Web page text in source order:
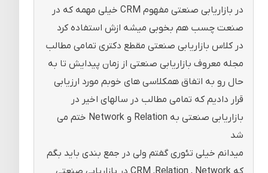
در بازاریابی صنعتی مفهوم CRM خیلی مهمه که در
صنعت چسب هم بخوبی میشه ازش استفاده کرد
در کلاس بازاریابی صنعتی مقطع دکتری تمامی مطالب
مجله معروف بازاریابی صنعتی از زمان پیدایش تا به
حال رو به اتفاق همکلاسی های خوبم مورد ارزیابی
قرار دادیم که تمامی مطالب در سالهای اخیر در
بازاریابی صنعتی به Relation و Network ختم می
شد
میدانم خیلی تئوری گفتم ولی در جمع بندی باید بگم